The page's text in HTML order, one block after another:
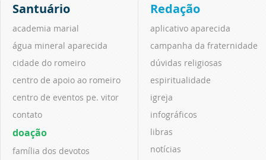
Santuário
academia marial
água mineral aparecida
cidade do romeiro
centro de apoio ao romeiro
centro de eventos pe. vitor
contato
doação
família dos devotos
Redação
aplicativo aparecida
campanha da fraternidade
dúvidas religiosas
espiritualidade
igreja
infográficos
libras
notícias